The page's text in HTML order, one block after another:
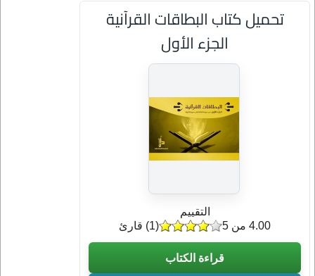
تحميل كتاب البطاقات القرآنية
الجزء الأول
التقييم
(
1) قارئ 4.00 من 5
قراءة الكتاب